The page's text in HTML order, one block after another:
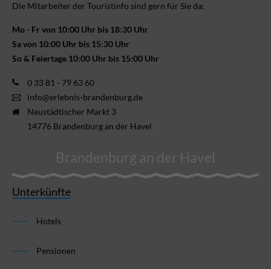
Die Mitarbeiter der Touristinfo sind gern für Sie da:
Mo - Fr von 10:00 Uhr bis 18:30 Uhr
Sa von 10:00 Uhr bis 15:30 Uhr
So & Feiertage 10:00 Uhr bis 15:00 Uhr
0 33 81 - 79 63 60
info@erlebnis-brandenburg.de
Neustädtischer Markt 3
14776 Brandenburg an der Havel
Brandenburg an der Havel
Unterkünfte
Hotels
Pensionen